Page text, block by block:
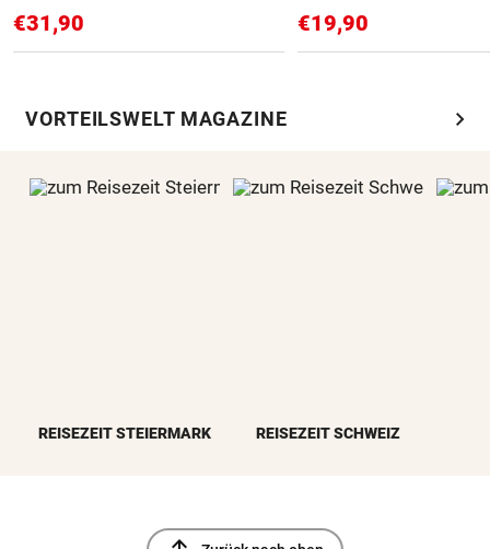
€31,90 €19,90
VORTEILSWELT MAGAZINE chevron_right
REISEZEIT STEIERMARK REISEZEIT SCHWEIZ